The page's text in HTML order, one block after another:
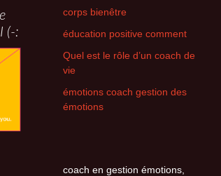
corps bienêtre
éducation positive comment
Quel est le rôle d’un coach de
vie
émotions coach gestion des
émotions
(-:
coach en gestion émotions,